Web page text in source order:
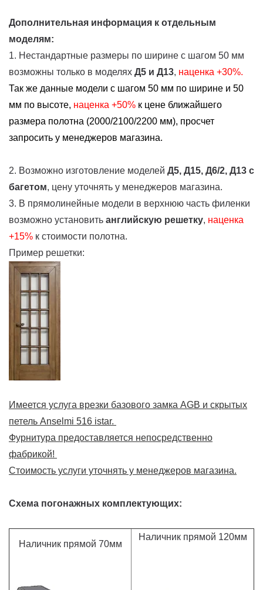
Дополнительная информация к отдельным
моделям:
1. Нестандартные размеры по ширине с шагом 50 мм
возможны только в моделях Д5 и Д13, наценка +30%.
Так же данные модели с шагом 50 мм по ширине и 50
мм по высоте, наценка +50% к цене ближайшего
размера полотна (2000/2100/2200 мм), просчет
запросить у менеджеров магазина.
2. Возможно изготовление моделей Д5, Д15, Д6/2, Д13 с
багетом, цену уточнять у менеджеров магазина.
3. В прямолинейные модели в верхнюю часть филенки
возможно установить английскую решетку, наценка
+15% к стоимости полотна.
Пример решетки:
Имеется услуга врезки базового замка AGB и скрытых
петель Anselmi 516 istar.
Фурнитура предоставляется непосредственно
фабрикой!
Стоимость услуги уточнять у менеджеров магазина.
Схема погонажных комплектующих:
Наличник прямой 70мм
Наличник прямой 120мм